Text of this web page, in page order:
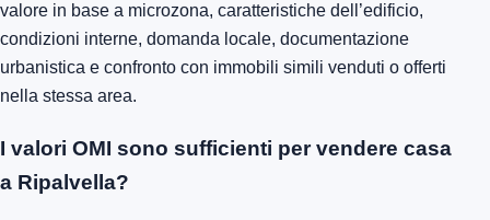
valore in base a microzona, caratteristiche dell’edificio,
condizioni interne, domanda locale, documentazione
urbanistica e confronto con immobili simili venduti o offerti
nella stessa area.
I valori OMI sono sufficienti per vendere casa
a Ripalvella?